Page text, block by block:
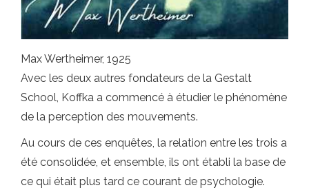
Max Wertheimer, 1925
Avec les deux autres fondateurs de la Gestalt
School, Koffka a commencé à étudier le phénomène
de la perception des mouvements.
Au cours de ces enquêtes, la relation entre les trois a
été consolidée, et ensemble, ils ont établi la base de
ce qui était plus tard ce courant de psychologie.